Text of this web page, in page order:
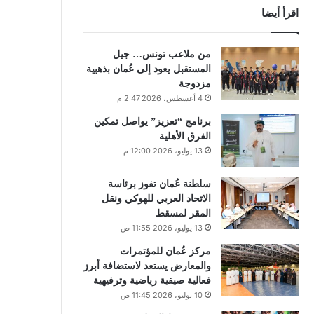
اقرأ أيضا
من ملاعب تونس… جيل
المستقبل يعود إلى عُمان بذهبية
مزدوجة
4 أغسطس، 2026 2:47 م
برنامج “تعزيز” يواصل تمكين
الفرق الأهلية
13 يوليو، 2026 12:00 م
سلطنة عُمان تفوز برئاسة
الاتحاد العربي للهوكي ونقل
المقر لمسقط
13 يوليو، 2026 11:55 ص
مركز عُمان للمؤتمرات
والمعارض يستعد لاستضافة أبرز
فعالية صيفية رياضية وترفيهية
10 يوليو، 2026 11:45 ص